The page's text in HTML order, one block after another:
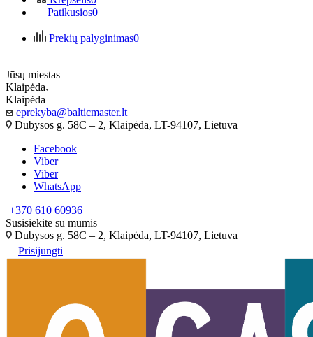
Patikusios0
Prekių palyginimas0
Jūsų miestas
Klaipėda
Klaipėda
eprekyba@balticmaster.lt
Dubysos g. 58C – 2, Klaipėda, LT-94107, Lietuva
Facebook
Viber
Viber
WhatsApp
+370 610 60936
Susisiekite su mumis
Dubysos g. 58C – 2, Klaipėda, LT-94107, Lietuva
Prisijungti